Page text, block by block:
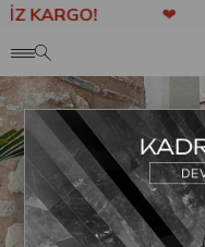
KARGO!
Anasayfa DIŞ GİYİM